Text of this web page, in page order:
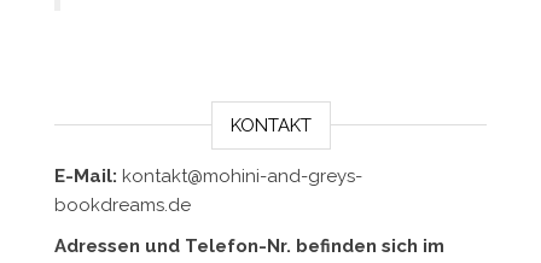
KONTAKT
E-Mail: kontakt@mohini-and-greys-
bookdreams.de
Adressen und Telefon-Nr. befinden sich im